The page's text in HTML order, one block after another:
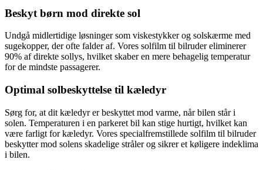
Beskyt børn mod direkte sol
Undgå midlertidige løsninger som viskestykker og solskærme med
sugekopper, der ofte falder af. Vores solfilm til bilruder eliminerer
90% af direkte sollys, hvilket skaber en mere behagelig temperatur
for de mindste passagerer.
Optimal solbeskyttelse til kæledyr
Sørg for, at dit kæledyr er beskyttet mod varme, når bilen står i
solen. Temperaturen i en parkeret bil kan stige hurtigt, hvilket kan
være farligt for kæledyr. Vores specialfremstillede solfilm til bilruder
beskytter mod solens skadelige stråler og sikrer et køligere indeklima
i bilen.